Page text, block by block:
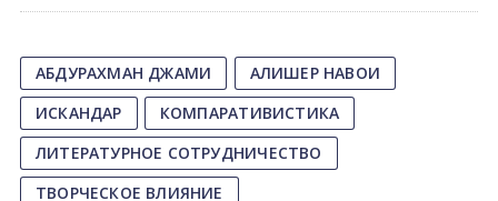
АБДУРАХМАН ДЖАМИ
АЛИШЕР НАВОИ
ИСКАНДАР
КОМПАРАТИВИСТИКА
ЛИТЕРАТУРНОЕ СОТРУДНИЧЕСТВО
ТВОРЧЕСКОЕ ВЛИЯНИЕ